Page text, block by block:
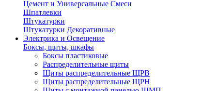
Цемент и Универсальные Смеси
Шпатлевки
Штукатурки
Штукатурки Декоративные
Электрика и Освещение
Боксы, щиты, шкафы
Боксы пластиковые
Распределительные щиты
Щиты распределительные ЩРВ
Щиты распределительные ЩРН